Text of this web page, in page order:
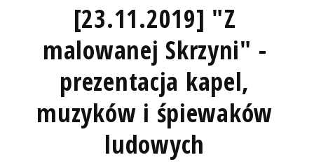
[23.11.2019] "Z
malowanej Skrzyni" -
prezentacja kapel,
muzyków i śpiewaków
ludowych